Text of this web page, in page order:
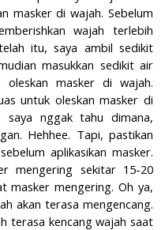
masker di wajah. Sebelum
wajah terlebih
itu, saya ambil sedikit
masukkan sedikit air
masker di wajah.
untuk oleskan masker di
saya nggak tahu dimana,
Hehhee. Tapi, pastikan
aplikasikan masker.
mengering sekitar 15-20
masker mengering. Oh ya,
akan terasa mengencang.
terasa kencang wajah saat